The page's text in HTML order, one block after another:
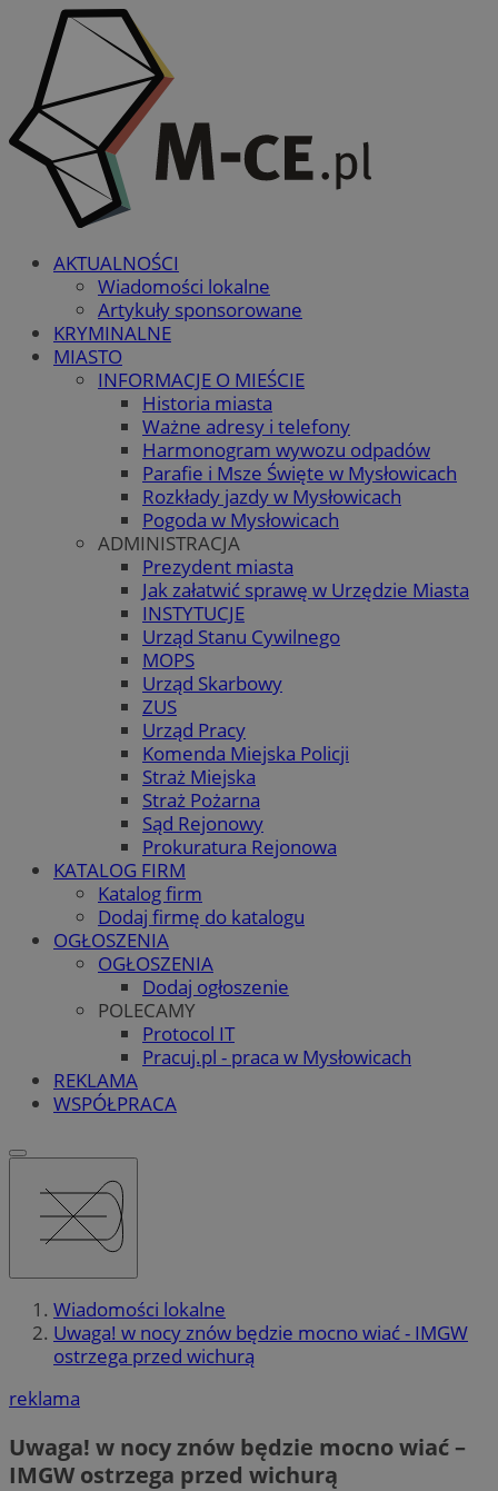
AKTUALNOŚCI
Wiadomości lokalne
Artykuły sponsorowane
KRYMINALNE
MIASTO
INFORMACJE O MIEŚCIE
Historia miasta
Ważne adresy i telefony
Harmonogram wywozu odpadów
Parafie i Msze Święte w Mysłowicach
Rozkłady jazdy w Mysłowicach
Pogoda w Mysłowicach
ADMINISTRACJA
Prezydent miasta
Jak załatwić sprawę w Urzędzie Miasta
INSTYTUCJE
Urząd Stanu Cywilnego
MOPS
Urząd Skarbowy
ZUS
Urząd Pracy
Komenda Miejska Policji
Straż Miejska
Straż Pożarna
Sąd Rejonowy
Prokuratura Rejonowa
KATALOG FIRM
Katalog firm
Dodaj firmę do katalogu
OGŁOSZENIA
OGŁOSZENIA
Dodaj ogłoszenie
POLECAMY
Protocol IT
Pracuj.pl - praca w Mysłowicach
REKLAMA
WSPÓŁPRACA
Wiadomości lokalne
Uwaga! w nocy znów będzie mocno wiać - IMGW
ostrzega przed wichurą
reklama
Uwaga! w nocy znów będzie mocno wiać –
IMGW ostrzega przed wichurą